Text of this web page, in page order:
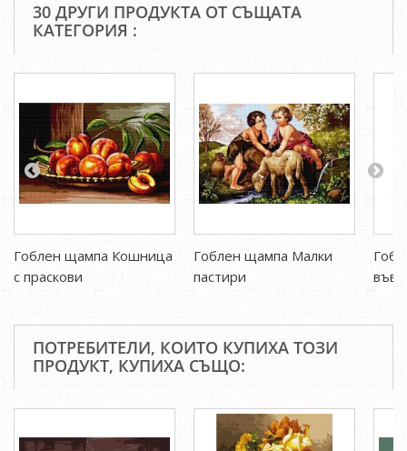
30 ДРУГИ ПРОДУКТА ОТ СЪЩАТА
КАТЕГОРИЯ :
Гоблен щампа Кошница
с праскови
Гоблен щампа Малки
пастири
във
ПОТРЕБИТЕЛИ, КОИТО КУПИХА ТОЗИ
ПРОДУКТ, КУПИХА СЪЩО: